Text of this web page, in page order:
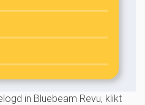
in Bluebeam Revu, klikt